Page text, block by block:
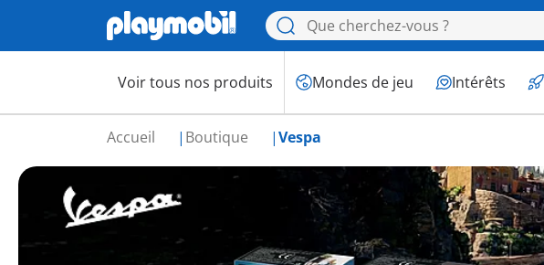
Voir tous nos produits Mondes de jeu Intérêts
Accueil Boutique Vespa